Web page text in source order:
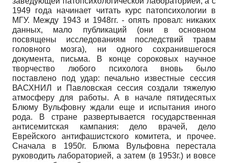
1949 года начинает читать курс патопсихологии в
МГУ. Между 1943 и 1948гг. - опять провал: никаких
данных, мало публикаций (они в основном
посвящены исследованиям последствий травм
головного мозга), ни одного сохранившегося
документа, письма. В конце сороковых научное
творчество любого психолога вновь было
поставлено под удар: печально известные сессия
ВАСХНИЛ и Павловская сессия создали тяжелую
атмосферу для работы. А в начале пятидесятых
Блюму Вульфовну ждали еще и испытания иного
рода. В стране развертывается государственная
антисемитская кампания: дело врачей, дело
Еврейского антифашистского комитета, и прочее.
Сначала в 1950г. Блюма Вульфовна перестала
руководить лабораторией, а затем (в 1953г.) и вовсе